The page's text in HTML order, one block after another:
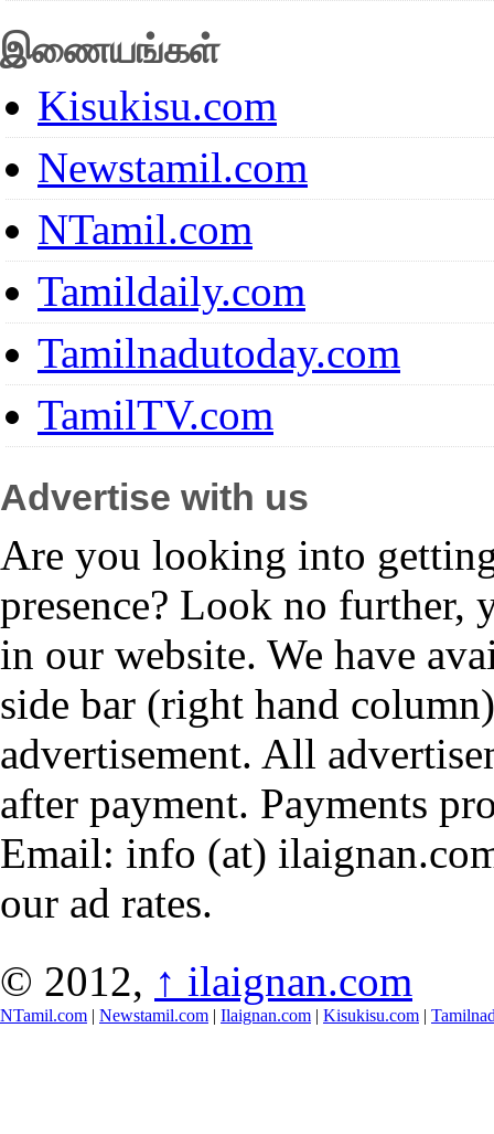
இணையங்கள்
Kisukisu.com
Newstamil.com
NTamil.com
Tamildaily.com
Tamilnadutoday.com
TamilTV.com
Advertise with us
Are you looking into
presence? Look no further,
in our website. We have
side bar (right hand
advertisement. All
after payment. Payments
Email: info (at)
our ad rates.
© 2012, ↑ ilaignan.com
NTamil.com | Newstamil.com | Ilaignan.com | Kisukisu.com |